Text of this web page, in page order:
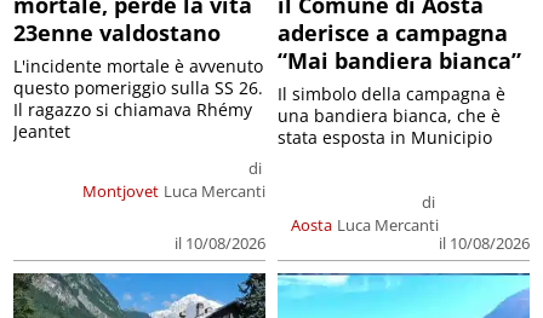
23enne valdostano
Montjovet
di
Luca Mercanti
il 10/08/2026
L'incidente mortale è avvenuto
questo pomeriggio sulla SS 26.
Il ragazzo si chiamava Rhémy
Jeantet
aderisce a campagna
“Mai bandiera bianca”
Aosta
di
Luca Mercanti
il 10/08/2026
Il simbolo della campagna è
una bandiera bianca, che è
stata esposta in Municipio